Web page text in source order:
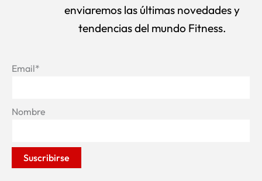
enviaremos las últimas novedades y
tendencias del mundo Fitness.
Email*
Nombre